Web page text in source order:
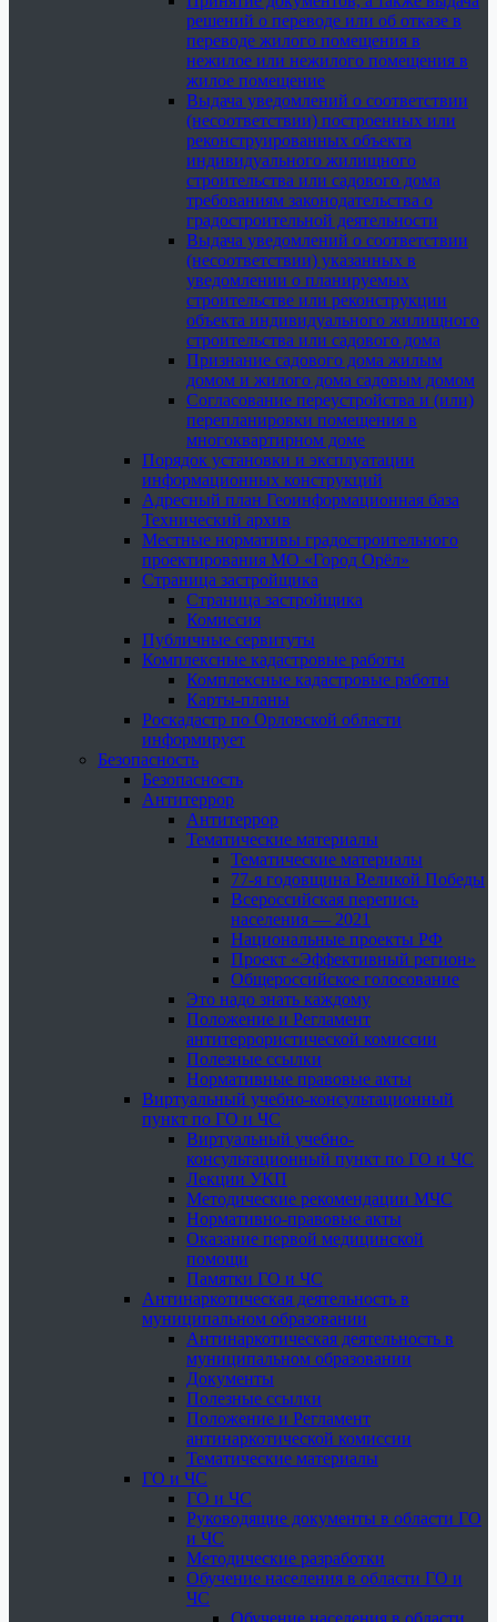
решений о переводе или об отказе в
переводе жилого помещения в
нежилое или нежилого помещения в
жилое помещение
Выдача уведомлений о соответствии
(несоответствии) построенных или
реконструированных объекта
индивидуального жилищного
строительства или садового дома
требованиям законодательства о
градостроительной деятельности
Выдача уведомлений о соответствии
(несоответствии) указанных в
уведомлении о планируемых
строительстве или реконструкции
объекта индивидуального жилищного
строительства или садового дома
Признание садового дома жилым
домом и жилого дома садовым домом
Согласование переустройства и (или)
перепланировки помещения в
многоквартирном доме
Порядок установки и эксплуатации
информационных конструкций
Адресный план Геоинформационная база
Технический архив
Местные нормативы градостроительного
проектирования МО «Город Орёл»
Страница застройщика
Страница застройщика
Комиссия
Публичные сервитуты
Комплексные кадастровые работы
Комплексные кадастровые работы
Карты-планы
Роскадастр по Орловской области
информирует
Безопасность
Безопасность
Антитеррор
Антитеррор
Тематические материалы
Тематические материалы
77-я годовщина Великой Победы
Всероссийская перепись
населения — 2021
Национальные проекты РФ
Проект «Эффективный регион»
Общероссийское голосование
Это надо знать каждому
Положение и Регламент
антитеррористической комиссии
Полезные ссылки
Нормативные правовые акты
Виртуальный учебно-консультационный
пункт по ГО и ЧС
Виртуальный учебно-
консультационный пункт по ГО и ЧС
Лекции УКП
Методические рекомендации МЧС
Нормативно-правовые акты
Оказание первой медицинской
помощи
Памятки ГО и ЧС
Антинаркотическая деятельность в
муниципальном образовании
Антинаркотическая деятельность в
муниципальном образовании
Документы
Полезные ссылки
Положение и Регламент
антинаркотической комиссии
Тематические материалы
ГО и ЧС
ГО и ЧС
Руководящие документы в области ГО
и ЧС
Методические разработки
Обучение населения в области ГО и
ЧС
Обучение населения в области